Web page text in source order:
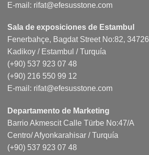
E-mail: rifat@efesusstone.com
Sala de exposiciones de Estambul
Fenerbahçe, Bagdat Street No:82, 34726
Kadikoy / Estambul / Turquía
(+90) 537 923 07 48
(+90) 216 550 99 12
E-mail: rifat@efesusstone.com
Departamento de Marketing
Barrio Akmescit Calle Türbe No:47/A
Centro/ Afyonkarahisar / Turquía
(+90) 537 923 07 48